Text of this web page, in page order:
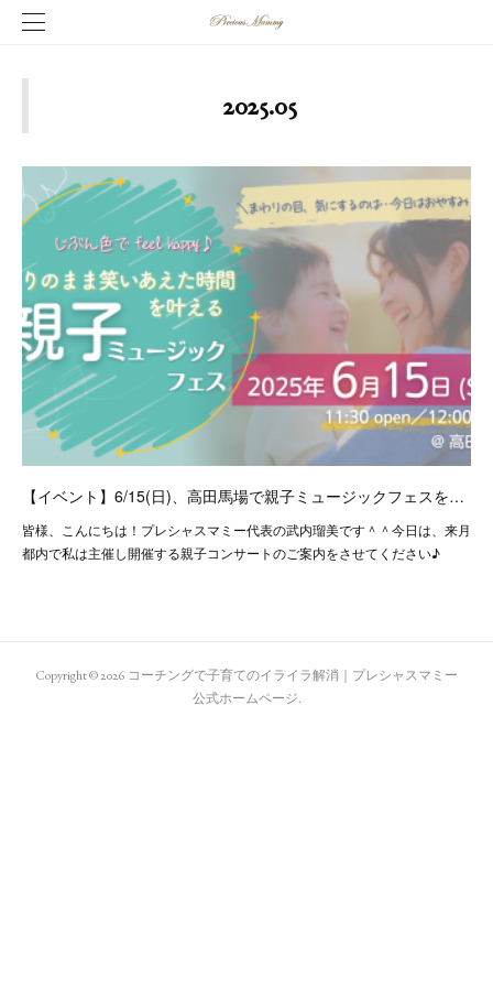
2025.05
【イベント】6/15(日)、高田馬場で親子ミュージックフェスを…
皆様、こんにちは！プレシャスマミー代表の武内瑠美です＾＾今日は、来月
都内で私は主催し開催する親子コンサートのご案内をさせてください♪
Copyright ©2026 コーチングで子育てのイライラ解消｜プレシャスマミー
公式ホームページ.